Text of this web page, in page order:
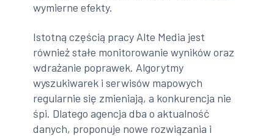
wymierne efekty.
Istotną częścią pracy Alte Media jest
również stałe monitorowanie wyników oraz
wdrażanie poprawek. Algorytmy
wyszukiwarek i serwisów mapowych
regularnie się zmieniają, a konkurencja nie
śpi. Dlatego agencja dba o aktualność
danych, proponuje nowe rozwiązania i